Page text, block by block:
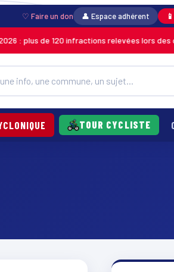
♡ Faire un don 👤 Espace adhérent
: plus de 120 infractions relevées lors des
TOUR CYCLISTE